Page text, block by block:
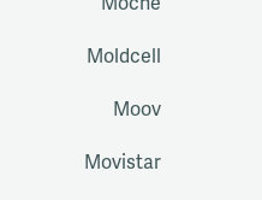
Moldcell
Moov
Movistar